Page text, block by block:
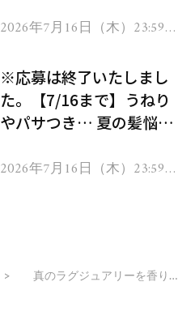
ヘアドライヤー ジュエル
2026年7月16日（木）23:59ま
※応募は終了いたしまし
た。【7/16まで】うねり
やパサつき… 夏の髪悩み
ムを13名様にプレゼン
2026年7月16日（木）23:59ま
真のラグジュアリーを香りで体現する《キリアン パリ》から、人気のフレグランスのホリデーコフレが登場